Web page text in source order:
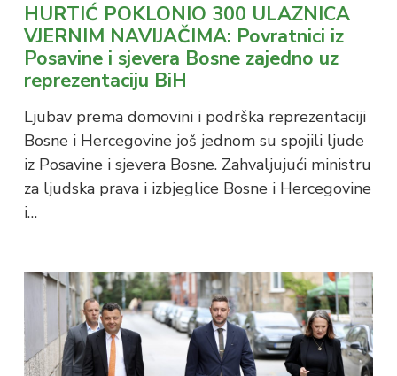
HURTIĆ POKLONIO 300 ULAZNICA
VJERNIM NAVIJAČIMA: Povratnici iz
Posavine i sjevera Bosne zajedno uz
reprezentaciju BiH
Ljubav prema domovini i podrška reprezentaciji
Bosne i Hercegovine još jednom su spojili ljude
iz Posavine i sjevera Bosne. Zahvaljujući ministru
za ljudska prava i izbjeglice Bosne i Hercegovine
i…